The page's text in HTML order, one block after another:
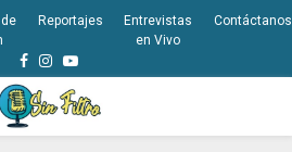
Reportajes
Entrevistas
en Vivo
Contáctanos
Facebook
Instagram
Youtube